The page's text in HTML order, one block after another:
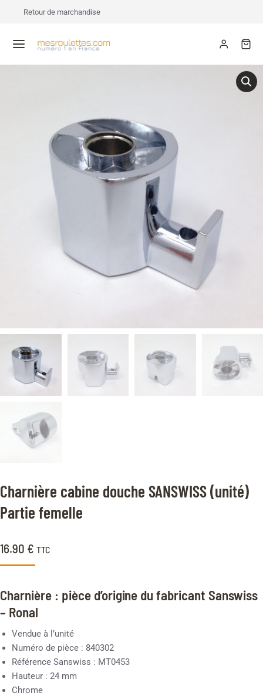
Retour de marchandise
Charnière cabine douche SANSWISS (unité)
Partie femelle
16.90 € TTC
Charnière : pièce d’origine du fabricant Sanswiss
– Ronal
Vendue à l’unité
Numéro de pièce : 840302
Référence Sanswiss : MT0453
Hauteur : 24 mm
Chrome